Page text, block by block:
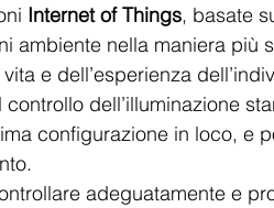
Internet of Things, basate
ambiente nella maniera più
e dell’esperienza
controllo dell’illuminazione
configurazione in loco, e
adeguatamente e